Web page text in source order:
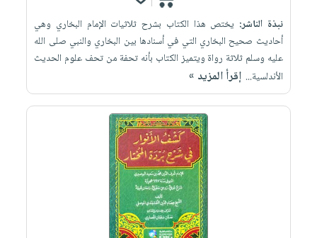
نبذة الناشر: يختص هذا الكتاب بشرح ثلاثيات الإمام البخاري وهي
أحاديث صحيح البخاري التي في أسنادها بين البخاري والنبي صلى الله
عليه وسلم ثلاثة رواة ويتميز الكتاب بأنه تحفة من تحف علوم الحديث
الأندلسية... إقرأ المزيد »